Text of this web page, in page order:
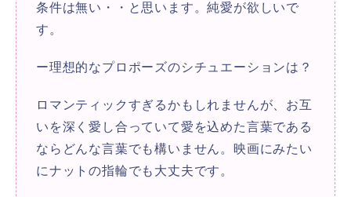
条件は無い・・と思います。純愛が欲しいで
す。
ー理想的なプロポーズのシチュエーションは？
ロマンティックすぎるかもしれませんが、お互
いを深く愛し合っていて愛を込めた言葉である
ならどんな言葉でも構いません。映画にみたい
にナットの指輪でも大丈夫です。